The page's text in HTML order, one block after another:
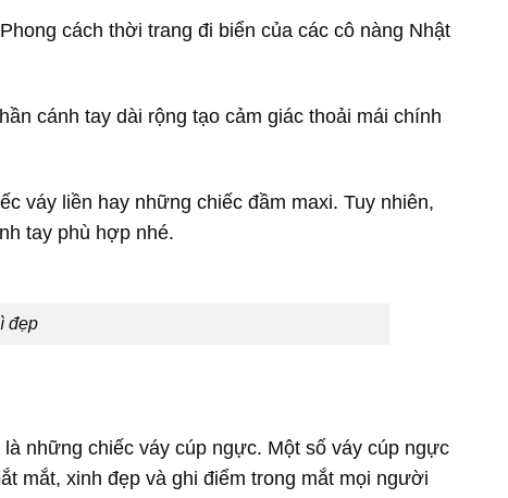
cách thời trang đi biển của các cô nàng Nhật
cánh tay dài rộng tạo cảm giác thoải mái chính
váy liền hay những chiếc đầm maxi. Tuy nhiên,
tay phù hợp nhé.
đẹp
những chiếc váy cúp ngực. Một số váy cúp ngực
mắt, xinh đẹp và ghi điểm trong mắt mọi người